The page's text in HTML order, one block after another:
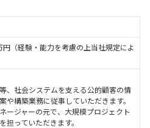
（経験・能力を考慮の上当社規定によ
、社会システムを支える公的顧客の情
や構築業務に従事していただきます。
ージャーの元で、大規模プロジェクト
担っていただきます。